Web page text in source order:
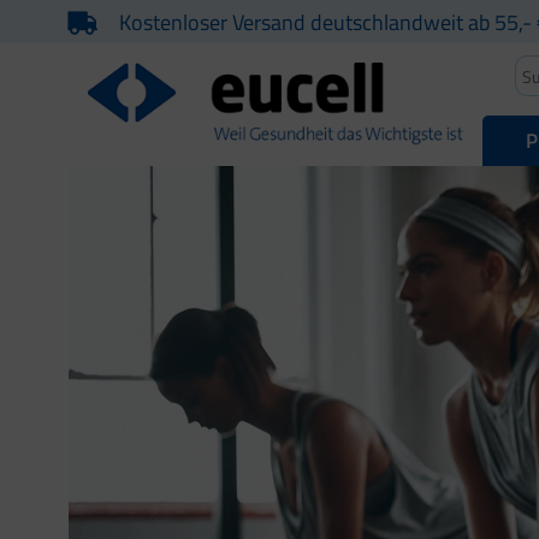
Kostenloser Versand deutschlandweit ab 55,-